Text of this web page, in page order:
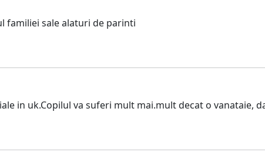
familiei sale alaturi de parinti
in uk.Copilul va suferi mult mai.mult decat o vanataie,